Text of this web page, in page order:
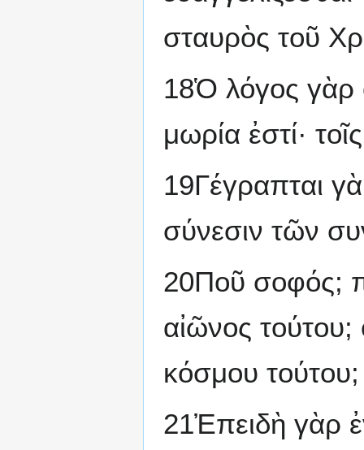
σταυρὸς τοῦ
18Ὁ λόγος γὰρ
μωρία ἐστί·
19Γέγραπται
σύνεσιν τῶν
20Ποῦ σοφός;
αἰῶνος
κόσμου τούτου;
21Ἐπειδὴ γὰρ